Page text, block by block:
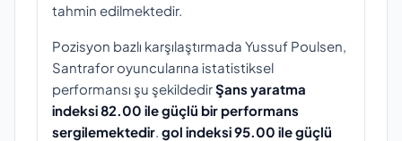
tahmin edilmektedir.
Pozisyon bazlı karşılaştırmada Yussuf Poulsen,
Santrafor oyuncularına istatistiksel
performansı şu şekildedirŞans yaratma
indeksi 82.00 ile güçlü bir performans
sergilemektedir gol indeksi 95.00 ile güçlü